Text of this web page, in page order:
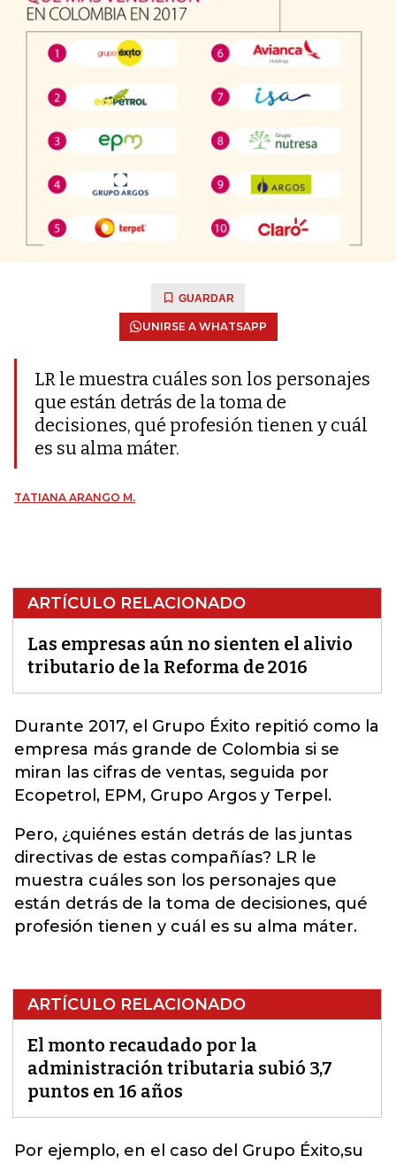
GUARDAR
UNIRSE A WHATSAPP
LR le muestra cuáles son los personajes
que están detrás de la toma de
decisiones, qué profesión tienen y cuál
es su alma máter.
TATIANA ARANGO M.
ARTÍCULO RELACIONADO
Las empresas aún no sienten el alivio
tributario de la Reforma de 2016
Durante 2017, el Grupo Éxito repitió como la
empresa más grande de Colombia si se
miran las cifras de ventas, seguida por
Ecopetrol, EPM, Grupo Argos y Terpel.
Pero, ¿quiénes están detrás de las juntas
directivas de estas compañías? LR le
muestra cuáles son los personajes que
están detrás de la toma de decisiones, qué
profesión tienen y cuál es su alma máter.
ARTÍCULO RELACIONADO
El monto recaudado por la
administración tributaria subió 3,7
puntos en 16 años
Por ejemplo, en el caso del Grupo Éxito,su